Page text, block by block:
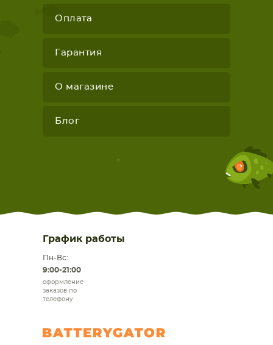
Оплата
Гарантия
О магазине
Блог
График работы
Пн-Вс:
9:00-21:00
оформление
заказов по
телефону